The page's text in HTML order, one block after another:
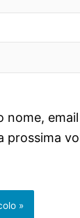
nome,
prossima